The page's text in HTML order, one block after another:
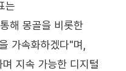
는
해 몽골을 비롯한
가속화하겠다"며,
지속 가능한 디지털